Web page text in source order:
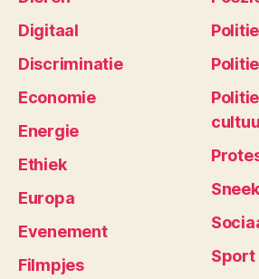
Digitaal
Discriminatie
Economie
Energie
Ethiek
Europa
Evenement
Filmpjes
Politie
Sneek
Sport